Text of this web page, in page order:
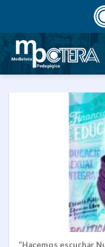
contenido
“Hacemos escuchar